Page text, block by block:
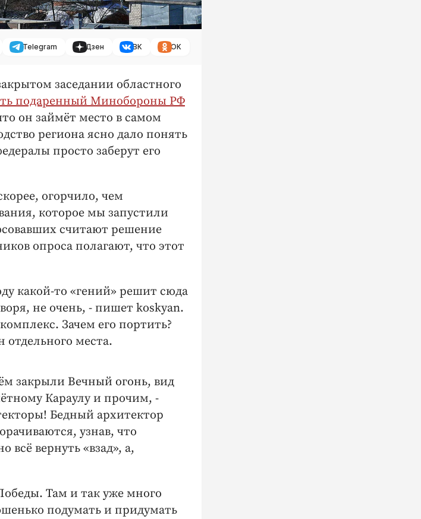
Telegram Дзен ВК ОК
заседании областного
подаренный Минобороны РФ
он займёт место в самом
региона ясно дало понять
просто заберут его
огорчило, чем
которое мы запустили
считают решение
опроса полагают, что этот
какой-то «гений» решит сюда
не очень, - пишет koskyan.
Зачем его портить?
места.
закрыли Вечный огонь, вид
Караулу и прочим, -
Бедный архитектор
узнав, что
вернуть «взад», а,
Там и так уже много
подумать и придумать